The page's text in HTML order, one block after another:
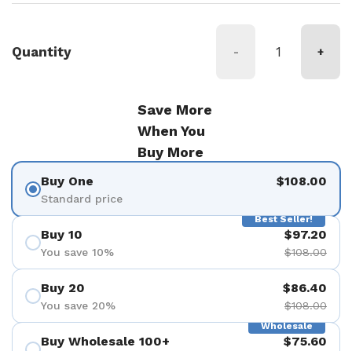
Quantity - +
Save More
When You
Buy More
Buy One
Standard price
$108.00
Best Seller!
Buy 10
You save 10%
$97.20
$108.00
Buy 20
You save 20%
$86.40
$108.00
Wholesale
Buy Wholesale 100+ $75.60